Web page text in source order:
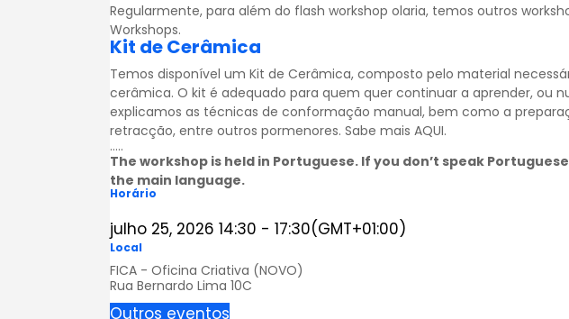
Regularmente, para além do flash workshop olaria, temos outros
Workshops.
Kit de Cerâmica
Temos disponível um Kit de Cerâmica, composto pelo material
cerâmica. O kit é adequado para quem quer continuar a aprender, ou
explicamos as técnicas de conformação manual, bem como a
retracção, entre outros pormenores. Sabe mais AQUI.
…..
The workshop is held in Portuguese. If you don’t speak
the main language.
Horário
julho 25, 2026 14:30 - 17:30(GMT+01:00)
Local
FICA - Oficina Criativa (NOVO)
Rua Bernardo Lima 10C
Outros eventos